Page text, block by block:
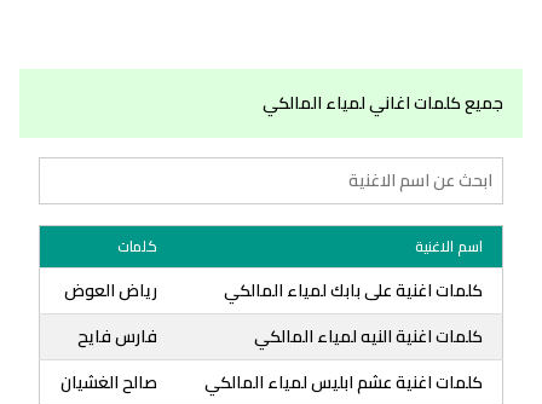
جميع كلمات اغاني لمياء المالكي
اسم الاغنية كلمات
كلمات اغنية على بابك لمياء المالكي
رياض العوض
كلمات اغنية النيه لمياء المالكي
فارس فايح
كلمات اغنية عشم ابليس لمياء المالكي
صالح الغشيان